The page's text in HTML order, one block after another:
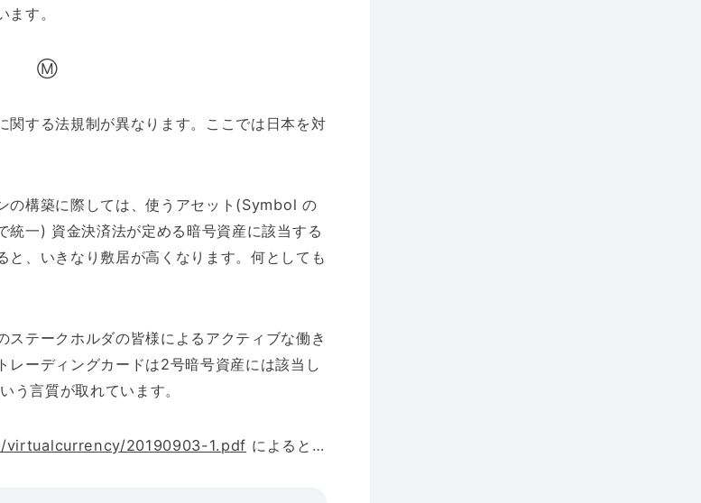
す。
Ⓜ
関する法規制が異なります。ここでは日本を対
の構築に際しては、使うアセット(Symbol の
統一) 資金決済法が定める暗号資産に該当する
と、いきなり敷居が高くなります。何としても
ステークホルダの皆様によるアクティブな働き
レーディングカードは2号暗号資産には該当し
う言質が取れています。
20190903-1.pdf によると…